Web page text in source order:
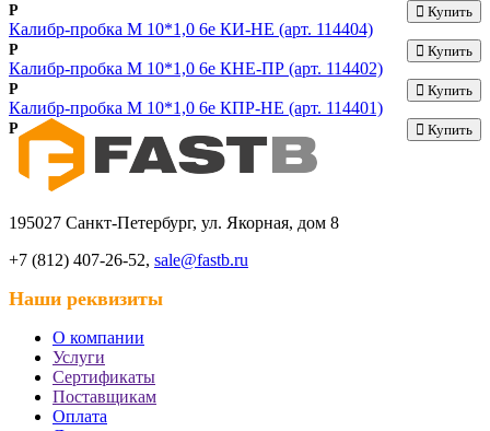
Р Купить
Калибр-пробка М 10*1,0 6e КИ-НЕ (арт. 114404)
Р Купить
Калибр-пробка М 10*1,0 6e КНЕ-ПР (арт. 114402)
Р Купить
Калибр-пробка М 10*1,0 6e КПР-НЕ (арт. 114401)
Р Купить
195027 Санкт-Петербург, ул. Якорная, дом 8
+7 (812) 407-26-52, sale@fastb.ru
Наши реквизиты
О компании
Услуги
Сертификаты
Поставщикам
Оплата